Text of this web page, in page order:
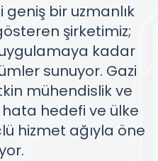
bir uzmanlık
şirketimiz;
kadar
sunuyor. Gazi
mühendislik ve
hata hedefi ve ülke
hizmet ağıyla öne